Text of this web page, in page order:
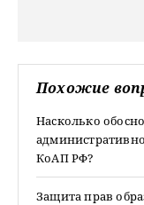
Похожие
Насколько
КоАП РФ?
Защита прав